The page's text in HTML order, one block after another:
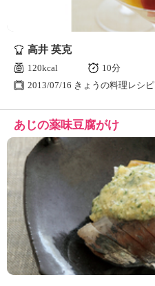
高井 英克
120kcal
10分
2013/07/16 きょうの料理レシピ
あじの薬味豆腐がけ